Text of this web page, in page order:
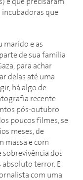
e que precisaram
incubadoras que
marido e as
de sua família
para achar
delas até uma
há algo de
recente
pós-outubro
poucos filmes, se
meses, de
massa e com
dos
absoluto terror. E
com uma